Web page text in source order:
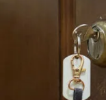
С молотка — да по